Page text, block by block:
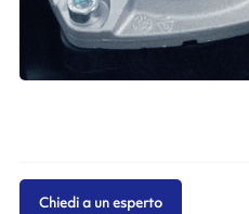
Chiedi a un esperto